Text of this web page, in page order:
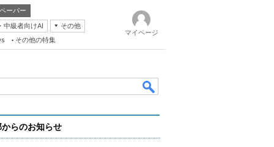
ーパー
中級者向けAI
その他
その他の特集
マイページ
らのお知らせ